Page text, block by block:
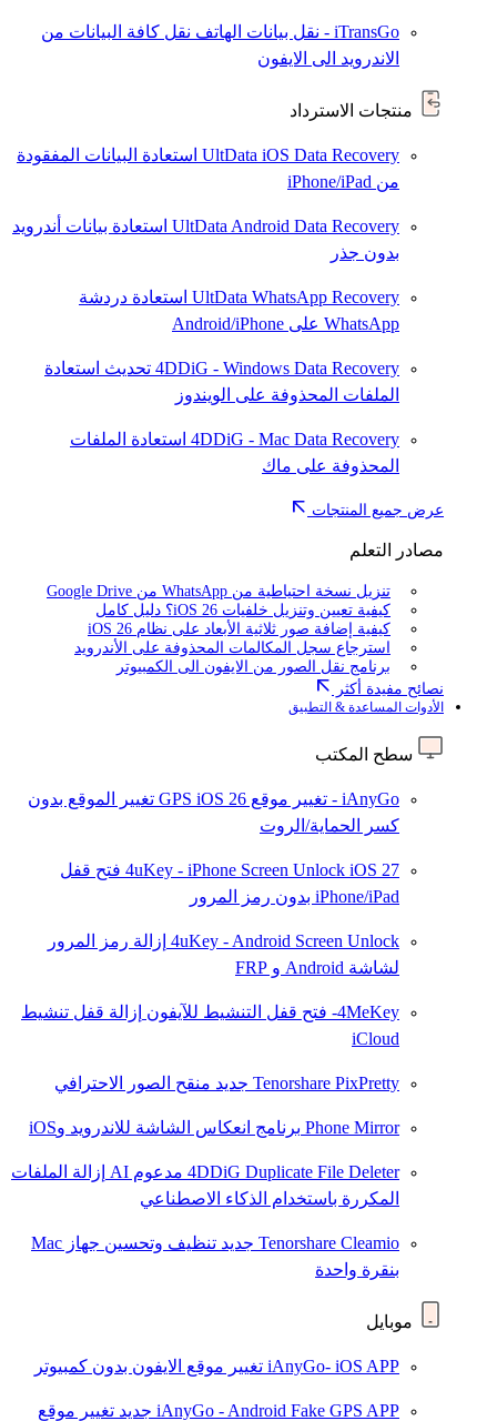
iTransGo - نقل بيانات الهاتف
نقل كافة البيانات من
الاندرويد الى الايفون
منتجات الاسترداد
UltData iOS Data Recovery استعادة البيانات المفقودة
من iPhone/iPad
UltData Android Data Recovery استعادة بيانات أندرويد
بدون جذر
UltData WhatsApp Recovery استعادة دردشة
WhatsApp على Android/iPhone
4DDiG - Windows Data Recovery تحديث استعادة
الملفات المحذوفة على الويندوز
4DDiG - Mac Data Recovery استعادة الملفات
المحذوفة على ماك
عرض جميع المنتجات
مصادر التعلم
تنزيل نسخة احتياطية من WhatsApp من Google Drive
كيفية تعيين وتنزيل خلفيات iOS 26؟ دليل كامل
كيفية إضافة صور ثلاثية الأبعاد على نظام iOS 26
استرجاع سجل المكالمات المحذوفة على الأندرويد
برنامج نقل الصور من الايفون الى الكمبيوتر
نصائح مفيدة أكثر
الأدوات المساعدة & التطبيق
سطح المكتب
iAnyGo - تغيير موقع GPS iOS 26
تغيير الموقع بدون
كسر الحماية/الروت
4uKey - iPhone Screen Unlock iOS 27
فتح قفل
iPhone/iPad بدون رمز المرور
4uKey - Android Screen Unlock إزالة رمز المرور
لشاشة Android و FRP
4MeKey- فتح قفل التنشيط للآيفون
إزالة قفل تنشيط
iCloud
Tenorshare PixPretty جديد منقح الصور الاحترافي
Phone Mirror برنامج انعكاس الشاشة للاندرويد وiOS
4DDiG Duplicate File Deleter مدعوم AI
إزالة الملفات
المكررة باستخدام الذكاء الاصطناعي
Tenorshare Cleamio جديد
تنظيف وتحسين جهاز Mac
بنقرة واحدة
موبايل
iAnyGo- iOS APP تغيير موقع الايفون بدون كمبيوتر
iAnyGo - Android Fake GPS APP جديد تغيير موقع